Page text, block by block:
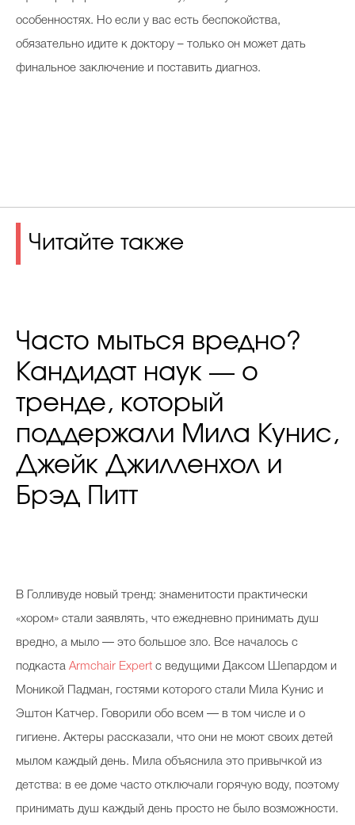
особенностях. Но если у вас есть беспокойства,
обязательно идите к доктору – только он может дать
финальное заключение и поставить диагноз.
Читайте также
Часто мыться вредно?
Кандидат наук — о
тренде, который
поддержали Мила Кунис,
Джейк Джилленхол и
Брэд Питт
В Голливуде новый тренд: знаменитости практически
«хором» стали заявлять, что ежедневно принимать душ
вредно, а мыло — это большое зло. Все началось с
подкаста Armchair Expert с ведущими Даксом Шепардом и
Моникой Падман, гостями которого стали Мила Кунис и
Эштон Катчер. Говорили обо всем — в том числе и о
гигиене. Актеры рассказали, что они не моют своих детей
мылом каждый день. Мила объяснила это привычкой из
детства: в ее доме часто отключали горячую воду, поэтому
принимать душ каждый день просто не было возможности.